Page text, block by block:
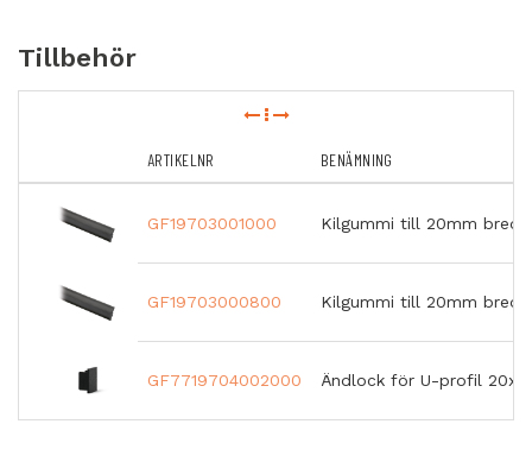
Tillbehör
ARTIKELNR BENÄMNING
GF19703001000 Kilgummi till 20mm bred
GF19703000800 Kilgummi till 20mm bred
GF7719704002000 Ändlock för U-profil